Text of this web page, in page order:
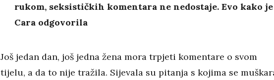
rukom, seksističkih komentara ne nedostaje. Evo kako je
Cara odgovorila
Još jedan dan, još jedna žena mora trpjeti komentare o svom
tijelu, a da to nije tražila. Sijevala su pitanja s kojima se